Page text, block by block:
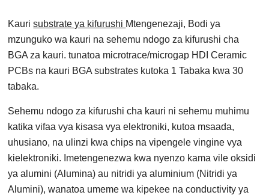
Kaurisubstrate ya kifurushi Mtengenezaji, Bodi ya
mzunguko wa kauri na sehemu ndogo za kifurushi cha
BGA za kauri. tunatoa microtrace/microgap HDI Ceramic
PCBs na kauri BGA substrates kutoka 1 Tabaka kwa 30
tabaka.
Sehemu ndogo za kifurushi cha kauri ni sehemu muhimu
katika vifaa vya kisasa vya elektroniki, kutoa msaada,
uhusiano, na ulinzi kwa chips na vipengele vingine vya
kielektroniki. Imetengenezwa kwa nyenzo kama vile oksidi
ya alumini (Alumina) au nitridi ya aluminium (Nitridi ya
Alumini), wanatoa umeme wa kipekee na conductivity ya